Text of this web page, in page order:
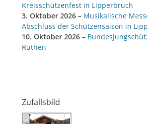
Kreisschützenfest in Lipperbruch
3. Oktober 2026 – Musikalische
Abschluss der Schützensaison in
10. Oktober 2026 –
Rüthen
Zufallsbild